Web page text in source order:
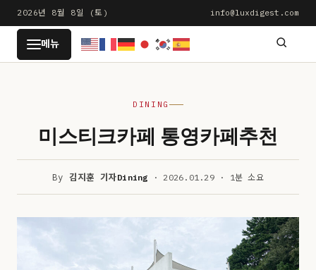
문
로
2026년 8월 8일 (토) info@luxdigest.com
LUXDIGEST
메뉴
DINING
미스티크카페 통영카페추천
By김지훈 기자Dining · 2026.01.29 · 1분 소요